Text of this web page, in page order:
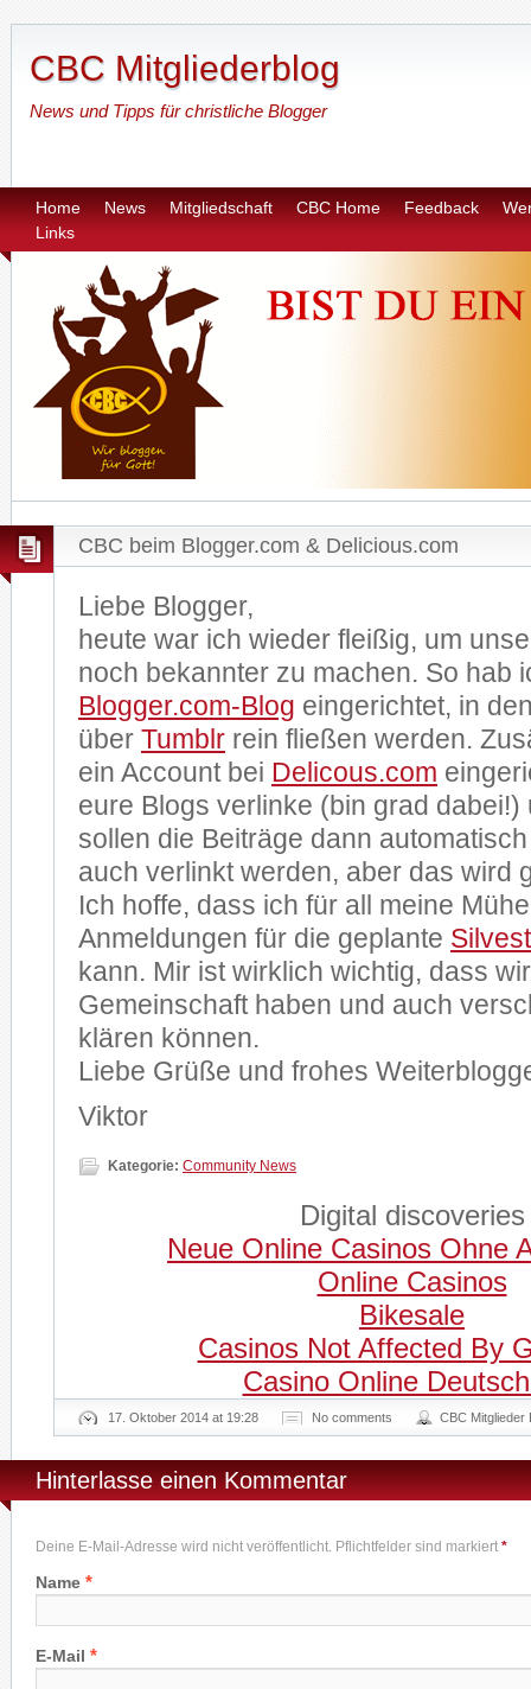
CBC Mitgliederblog
News und Tipps für christliche Blogger
Home News Mitgliedschaft CBC Home Feedback
Links
CBC beim Blogger.com & Delicious.com
Liebe Blogger,
heute war ich wieder fleißig, um
noch bekannter zu machen. So hab
Blogger.com-Blog eingerichtet, in
über Tumblr rein fließen werden.
ein Account bei Delicous.com
eure Blogs verlinke (bin grad dabei!)
sollen die Beiträge dann
auch verlinkt werden, aber das wird
Ich hoffe, dass ich für all meine
Anmeldungen für die geplante
kann. Mir ist wirklich wichtig, dass
Gemeinschaft haben und auch
klären können.
Liebe Grüße und frohes
Viktor
Kategorie: Community News
Digital discoveries
Neue Online Casinos Ohne
Online Casinos
Bikesale
Casinos Not Affected By
Casino Online
17. Oktober 2014 at 19:28 No comments CBC Mitglieder
Hinterlasse einen Kommentar
Deine E-Mail-Adresse wird nicht veröffentlicht. Pflichtfelder sind markiert *
Name *
E-Mail *